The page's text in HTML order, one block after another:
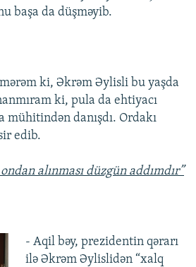
başa da düşməyib.
ki, Əkrəm Əylisli bu yaşda
ki, pula da ehtiyacı
danışdı. Ordakı
edib.
ondan alınması düzgün addımdır”
- Aqil bəy, prezidentin qərarı
ilə Əkrəm Əylislidən “xalq